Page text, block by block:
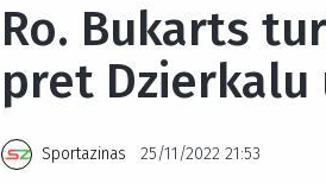
Ro. Bukarts
pret Dzierkalu
Sportazinas 25/11/2022 21:53